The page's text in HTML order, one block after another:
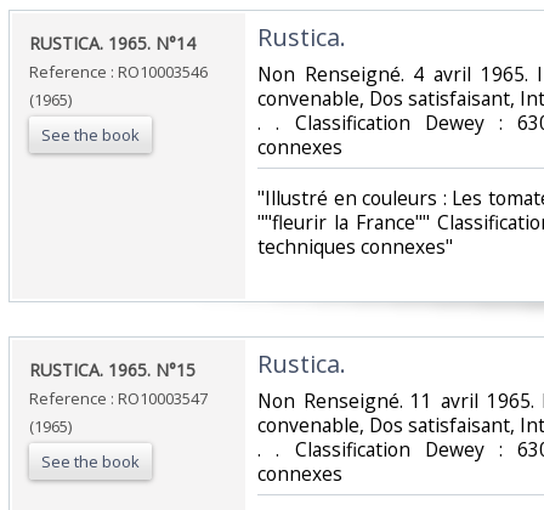
‎RUSTICA. 1965. N°14‎
Reference : RO10003546
(1965)
See the book
‎Rustica.‎
‎Non Renseigné. 4 avril 1965.
convenable, Dos satisfaisant,
. . Classification Dewey :
connexes‎
‎"Illustré en couleurs : Les
""fleurir la France""
techniques connexes"‎
‎RUSTICA. 1965. N°15‎
Reference : RO10003547
(1965)
See the book
‎Rustica.‎
‎Non Renseigné. 11 avril
convenable, Dos satisfaisant,
. . Classification Dewey :
connexes‎